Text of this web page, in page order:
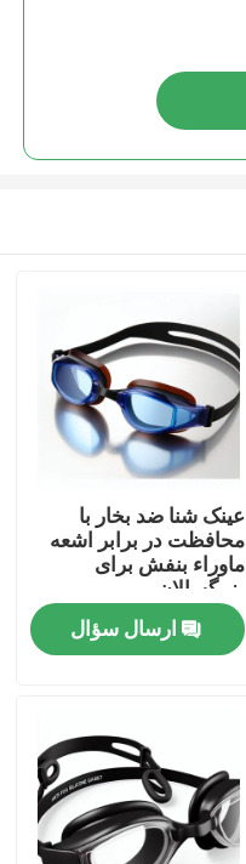
عینک شنا ضد بخار با
محافظت در برابر اشعه
ماوراء بنفش برای
بزرگسالان
ارسال سؤال